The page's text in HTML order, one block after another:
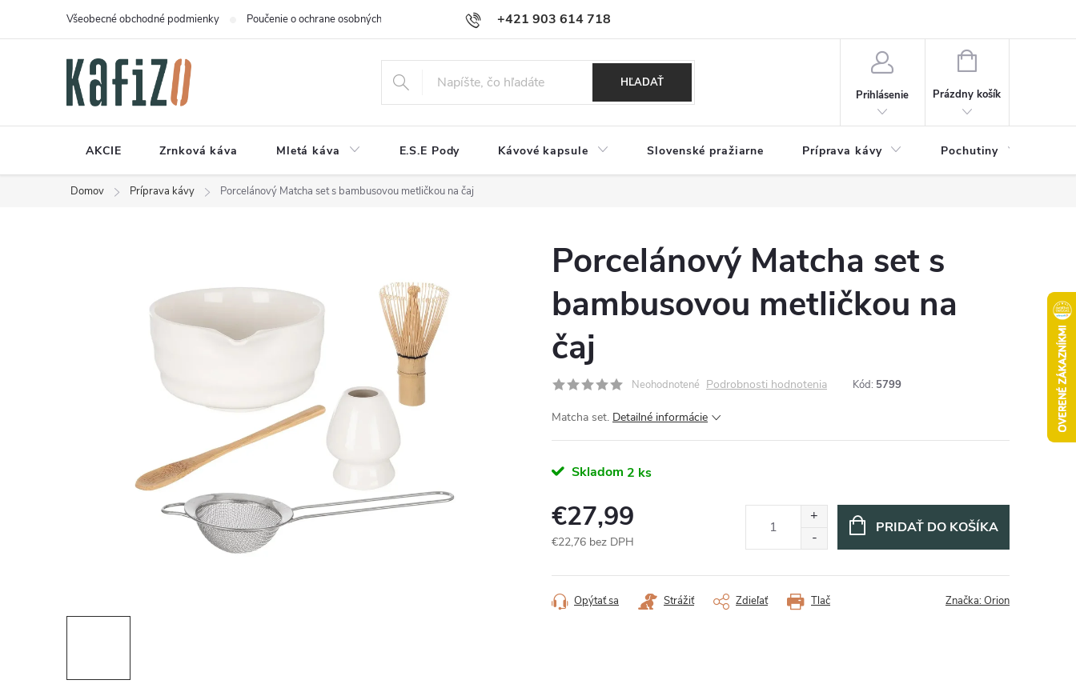
+421 903 614 718
Všeobecné obchodné podmienky Poučenie o ochrane osobných údajov a používaní cookies Reklamačný poriadok
HĽADAŤ
Prihlásenie
NÁKUPNÝ
Prázdny košík
AKCIE Zrnková káva Mletá káva E.S.E Pody Kávové kapsule Slovenské pražiarne Príprava kávy Pochutiny
Domov Príprava kávy Porcelánový Matcha set s bambusovou metličkou na čaj
Porcelánový Matcha set s
bambusovou metličkou na
čaj
Neohodnotené Podrobnosti hodnotenia Kód: 5799
Matcha set. Detailné informácie
Skladom 2 ks
€27,99
€22,76 bez DPH
cena:
PRIDAŤ DO KOŠÍKA
Tlač
Opýtať sa Strážiť Zdieľať Značka:Orion